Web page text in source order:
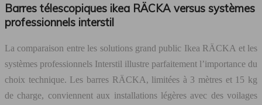
Barres télescopiques ikea RÄCKA versus systèmes
professionnels interstil
La comparaison entre les solutions grand public Ikea RÄCKA et les
systèmes professionnels Interstil illustre parfaitement l’importance du
choix technique. Les barres RÄCKA, limitées à 3 mètres et 15 kg
de charge, conviennent aux installations légères avec des voilages